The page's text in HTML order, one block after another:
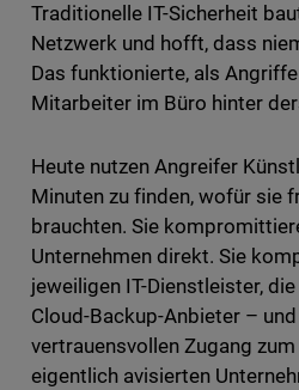
Traditionelle IT-Sicherheit
Netzwerk und hofft, dass
Das funktionierte, als
Mitarbeiter im Büro hinter
Heute nutzen Angreifer
Minuten zu finden, wofür sie
brauchten. Sie
Unternehmen direkt. Sie
jeweiligen IT-Dienstleister,
Cloud-Backup-Anbieter –
vertrauensvollen Zugang
eigentlich avisierten